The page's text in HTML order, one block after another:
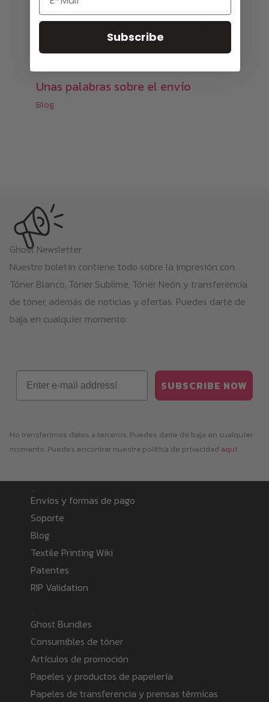
Unas palabras sobre el envío
Blog
Ghost Newsletter
Nuestro boletín contiene todo sobre la impresión con
Tóner Blanco, Tóner Sublime, Tóner Neón y transferencia
de tóner, además de noticias y ofertas. Puedes darte de
baja en cualquier momento.
Email
SUBSCRIBE NOW
No transferimos datos a terceros. Puedes darte de baja en cualquier
momento. Puedes encontrar nuestra política de privacidad aquí.
Envíos y formas de pago
Soporte
Blog
Textile Printing Wiki
Patentes
RIP Validation
Ghost Bundles
Consumibles de tóner
Artículos de promoción
Papeles y productos de papelería
Papeles de transferencia y prensas térmicas
Subscribe